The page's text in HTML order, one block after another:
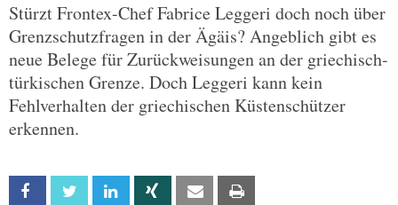
Stürzt Frontex-Chef Fabrice Leggeri doch noch über
Grenzschutzfragen in der Ägäis? Angeblich gibt es
neue Belege für Zurückweisungen an der griechisch-
türkischen Grenze. Doch Leggeri kann kein
Fehlverhalten der griechischen Küstenschützer
erkennen.
Facebook Twitter Linkedin Xing Email